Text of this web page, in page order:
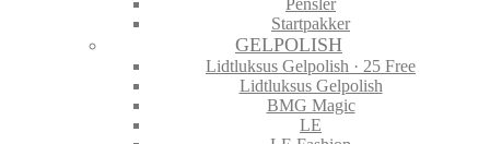
Pensler
Startpakker
GELPOLISH
Lidtluksus Gelpolish · 25 Free
Lidtluksus Gelpolish
BMG Magic
LE